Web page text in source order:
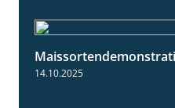
14.10.2025